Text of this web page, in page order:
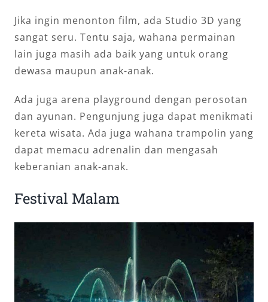
Jika ingin menonton film, ada Studio 3D yang
sangat seru. Tentu saja, wahana permainan
lain juga masih ada baik yang untuk orang
dewasa maupun anak-anak.
Ada juga arena playground dengan perosotan
dan ayunan. Pengunjung juga dapat menikmati
kereta wisata. Ada juga wahana trampolin yang
dapat memacu adrenalin dan mengasah
keberanian anak-anak.
Festival Malam